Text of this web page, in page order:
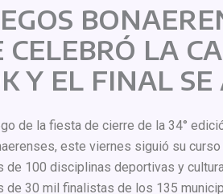
CELEBRÓ LA
Y EL FINAL SE
de la fiesta de cierre de la 34°
este viernes siguió su
de 100 disciplinas deportivas y
de 30 mil finalistas de los 135